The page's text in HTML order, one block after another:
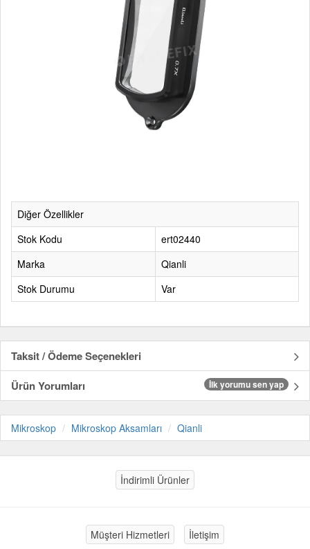
Diğer Özellikler
Stok Kodu
ert02440
Marka
Qianli
Stok Durumu
Var
Taksit / Ödeme Seçenekleri
Ürün Yorumları
İlk yorumu sen yap
Mikroskop Mikroskop Aksamları Qianli
İndirimli Ürünler
Müşteri Hizmetleri İletişim